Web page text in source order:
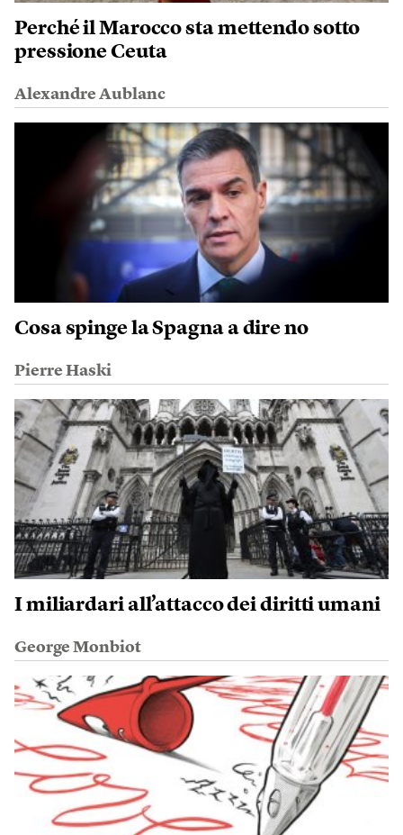
Perché il Marocco sta mettendo sotto
pressione Ceuta
Alexandre Aublanc
Cosa spinge la Spagna a dire no
Pierre Haski
I miliardari all’attacco dei diritti umani
George Monbiot